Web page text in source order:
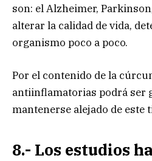
son: el Alzheimer,
alterar la calidad de vida,
organismo poco a poco.
Por el contenido de la
antiinflamatorias podrá ser
mantenerse alejado de este
8.- Los estudios